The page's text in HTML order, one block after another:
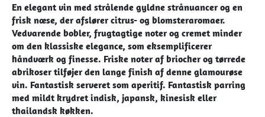
En elegant vin med strålende gyldne strånuancer og en
frisk næse, der afslører citrus- og blomsteraromaer.
Vedvarende bobler, frugtagtige noter og cremet minder
om den klassiske elegance, som eksemplificerer
håndværk og finesse. Friske noter af briocher og tørrede
abrikoser tilføjer den lange finish af denne glamourøse
vin. Fantastisk serveret som aperitif. Fantastisk parring
med mildt krydret indisk, japansk, kinesisk eller
thailandsk køkken.